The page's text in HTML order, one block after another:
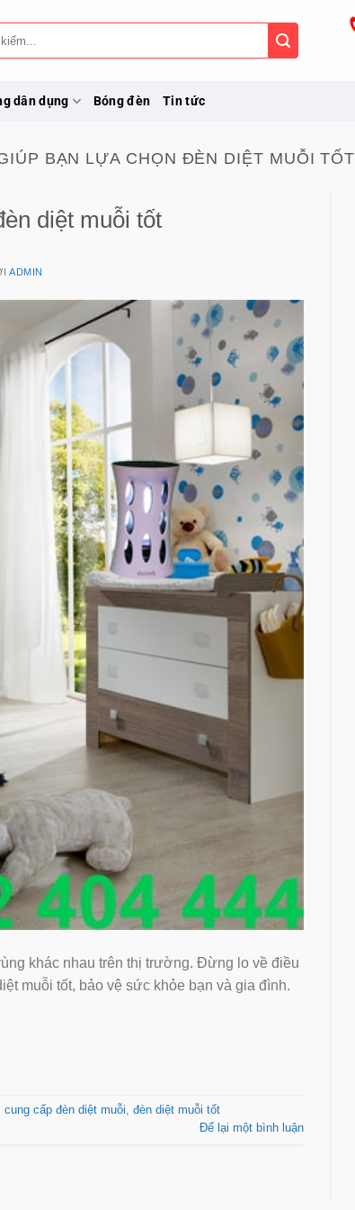
dân dụng Bóng đèn Tin tức
BẠN LỰA CHỌN ĐÈN DIỆT MUỖI TỐT
diệt muỗi tốt
ADMIN
khác nhau trên thị trường. Đừng lo về điều
muỗi tốt, bảo vệ sức khỏe bạn và gia đình.
cung cấp đèn diệt muỗi, đèn diệt muỗi tốt
Để lại một bình luận